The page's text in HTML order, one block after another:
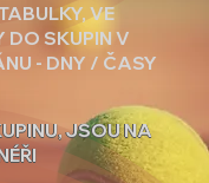
VE
DO SKUPIN V
- DNY / ČASY
JSOU NA